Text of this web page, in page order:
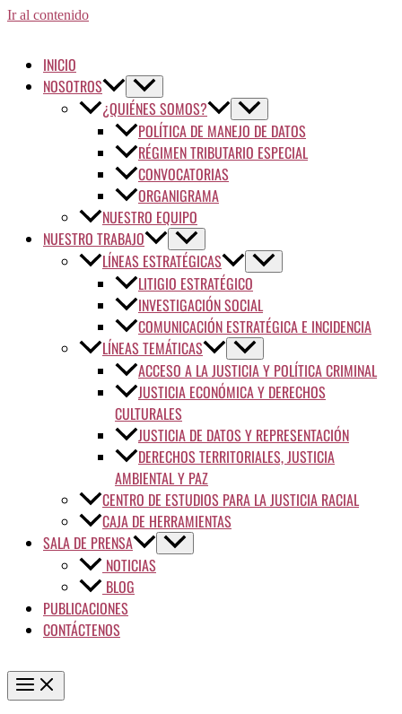
Ir al contenido
INICIO
NOSOTROS
¿QUIÉNES SOMOS?
POLÍTICA DE MANEJO DE DATOS
RÉGIMEN TRIBUTARIO ESPECIAL
CONVOCATORIAS
ORGANIGRAMA
NUESTRO EQUIPO
NUESTRO TRABAJO
LÍNEAS ESTRATÉGICAS
LITIGIO ESTRATÉGICO
INVESTIGACIÓN SOCIAL
COMUNICACIÓN ESTRATÉGICA E INCIDENCIA
LÍNEAS TEMÁTICAS
ACCESO A LA JUSTICIA Y POLÍTICA CRIMINAL
JUSTICIA ECONÓMICA Y DERECHOS
CULTURALES
JUSTICIA DE DATOS Y REPRESENTACIÓN
DERECHOS TERRITORIALES, JUSTICIA
AMBIENTAL Y PAZ
CENTRO DE ESTUDIOS PARA LA JUSTICIA RACIAL
CAJA DE HERRAMIENTAS
SALA DE PRENSA
NOTICIAS
BLOG
PUBLICACIONES
CONTÁCTENOS